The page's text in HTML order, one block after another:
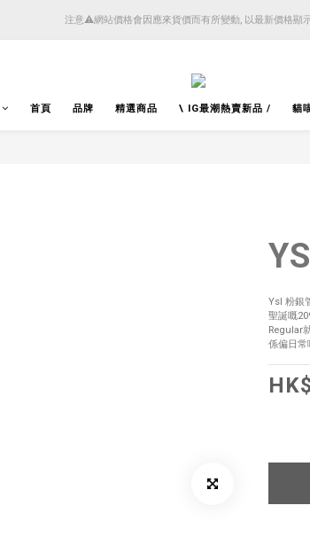
4月14日起減少SMS短訊發送, 所有快件自取訊息通知將全部改為透過官
注意⚠️網站價格會因應來貨價而有所變動, 以最新價格顯
首頁 品牌 精選商品 \ IG最潮熱賣新品 / 貓
Ysl 粉銀
聖誕嘅
Regular